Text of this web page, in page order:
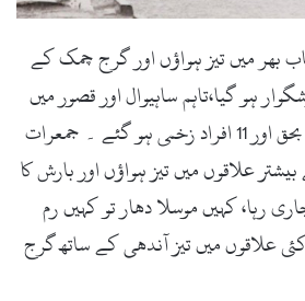
میں تیز ہواؤں اور گرج چمک کے
ہو گیا،تاہم ساہیوال اور قصور میں
چھتیں گرنے 2 بچے جاں بحق اور 11 افراد زخمی ہو گئے ۔ جمعرات
علاقوں میں تیز ہواؤں اور بارش کا
رہا، کہیں موسلا دھار تو کہیں رم
علاقوں میں تیز آندھی کے ساتھ گرج